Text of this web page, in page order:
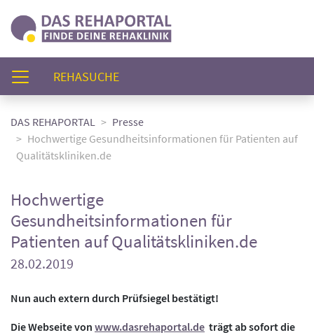
REHASUCHE(AKTUELL)
DAS REHAPORTAL
Presse
Hochwertige Gesundheitsinformationen für Patienten auf
Qualitätskliniken.de
Hochwertige
Gesundheitsinformationen für
Patienten auf Qualitätskliniken.de
28.02.2019
Nun auch extern durch Prüfsiegel bestätigt!
Die Webseite vonwww.dasrehaportal.de trägt ab sofort die